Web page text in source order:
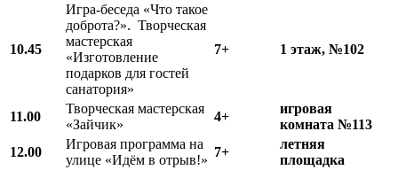
10.45
Игра-беседа «Что такое
доброта?». Творческая
мастерская
«Изготовление
подарков для гостей
санатория»
7+ 1 этаж, №102
11.00
Творческая мастерская
«Зайчик»
4+
игровая
комната №113
12.00
Игровая программа на
улице «Идём в отрыв!»
7+
летняя
площадка